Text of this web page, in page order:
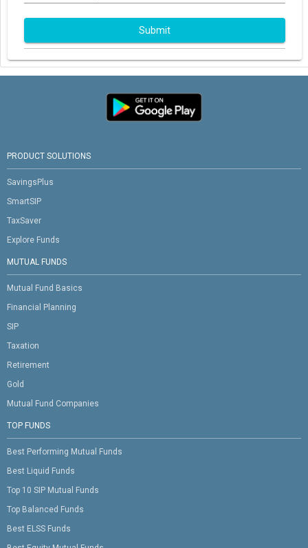
Submit
PRODUCT SOLUTIONS
SavingsPlus
SmartSIP
TaxSaver
Explore Funds
MUTUAL FUNDS
Mutual Fund Basics
Financial Planning
SIP
Taxation
Retirement
Gold
Mutual Fund Companies
TOP FUNDS
Best Performing Mutual Funds
Best Liquid Funds
Top 10 SIP Mutual Funds
Top Balanced Funds
Best ELSS Funds